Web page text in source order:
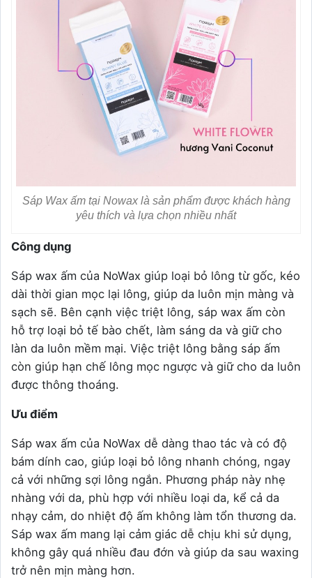
Sáp Wax ấm tại Nowax là sản phẩm được khách hàng
yêu thích và lựa chọn nhiều nhất
Công dụng
Sáp wax ấm của NoWax giúp loại bỏ lông từ gốc, kéo
dài thời gian mọc lại lông, giúp da luôn mịn màng và
sạch sẽ. Bên cạnh việc triệt lông, sáp wax ấm còn
hỗ trợ loại bỏ tế bào chết, làm sáng da và giữ cho
làn da luôn mềm mại. Việc triệt lông bằng sáp ấm
còn giúp hạn chế lông mọc ngược và giữ cho da luôn
được thông thoáng.
Ưu điểm
Sáp wax ấm của NoWax dễ dàng thao tác và có độ
bám dính cao, giúp loại bỏ lông nhanh chóng, ngay
cả với những sợi lông ngắn. Phương pháp này nhẹ
nhàng với da, phù hợp với nhiều loại da, kể cả da
nhạy cảm, do nhiệt độ ấm không làm tổn thương da.
Sáp wax ấm mang lại cảm giác dễ chịu khi sử dụng,
không gây quá nhiều đau đớn và giúp da sau waxing
trở nên mịn màng hơn.